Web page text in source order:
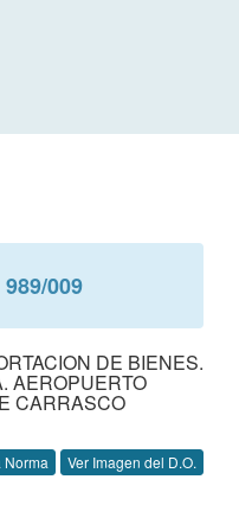
989/009
DE BIENES.
AEROPUERTO
CARRASCO
Norma Ver Imagen del D.O.